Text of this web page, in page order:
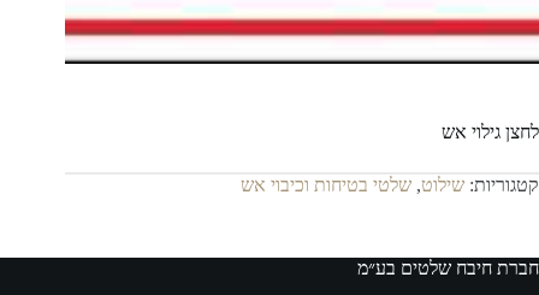
לחצן גילוי אש
קטגוריות: שילוט, שלטי בטיחות וכיבוי אש
חברת חיבח שלטים בע״מ